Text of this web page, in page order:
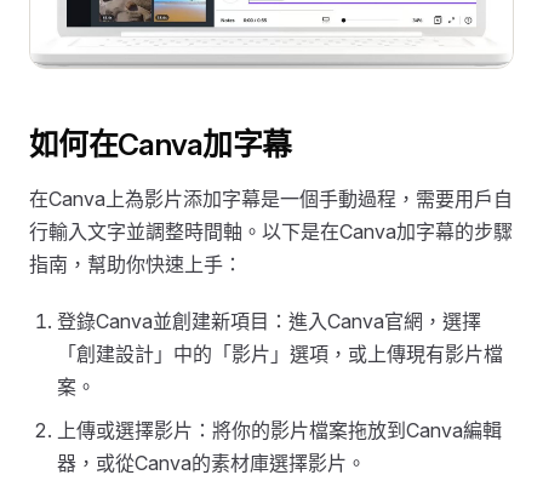
如何在Canva加字幕
在Canva上為影片添加字幕是一個手動過程，需要用戶自
行輸入文字並調整時間軸。以下是在Canva加字幕的步驟
指南，幫助你快速上手：
登錄Canva並創建新項目：進入Canva官網，選擇
「創建設計」中的「影片」選項，或上傳現有影片檔
案。
上傳或選擇影片：將你的影片檔案拖放到Canva編輯
器，或從Canva的素材庫選擇影片。